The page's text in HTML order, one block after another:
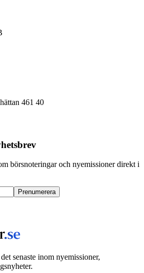
461 40
börsnoteringar och nyemissioner direkt i
Prenumerera
senaste inom nyemissioner,